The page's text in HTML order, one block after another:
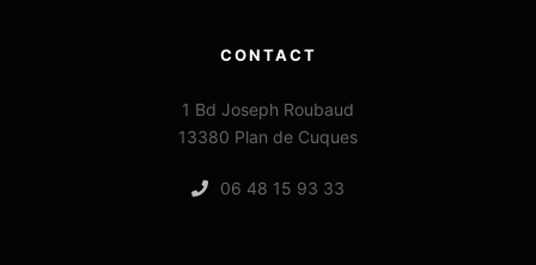
CONTACT
1 Bd Joseph Roubaud
13380 Plan de Cuques
06 48 15 93 33